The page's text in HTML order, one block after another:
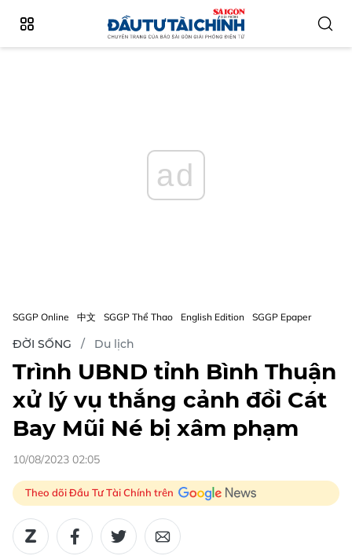
ad
SGGP Online 中文 SGGP Thể Thao English Edition SGGP Epaper
ĐỜI SỐNG Du lịch
Trình UBND tỉnh Bình Thuận
xử lý vụ thắng cảnh đồi Cát
Bay Mũi Né bị xâm phạm
10/08/2023 02:05
Theo dõi Đầu Tư Tài Chính trên